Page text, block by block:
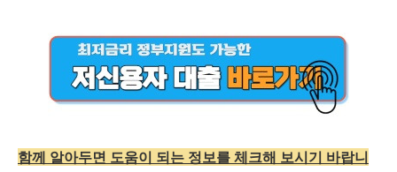
함께 알아두면 도움이 되는 정보를 체크해 보시기 바랍니